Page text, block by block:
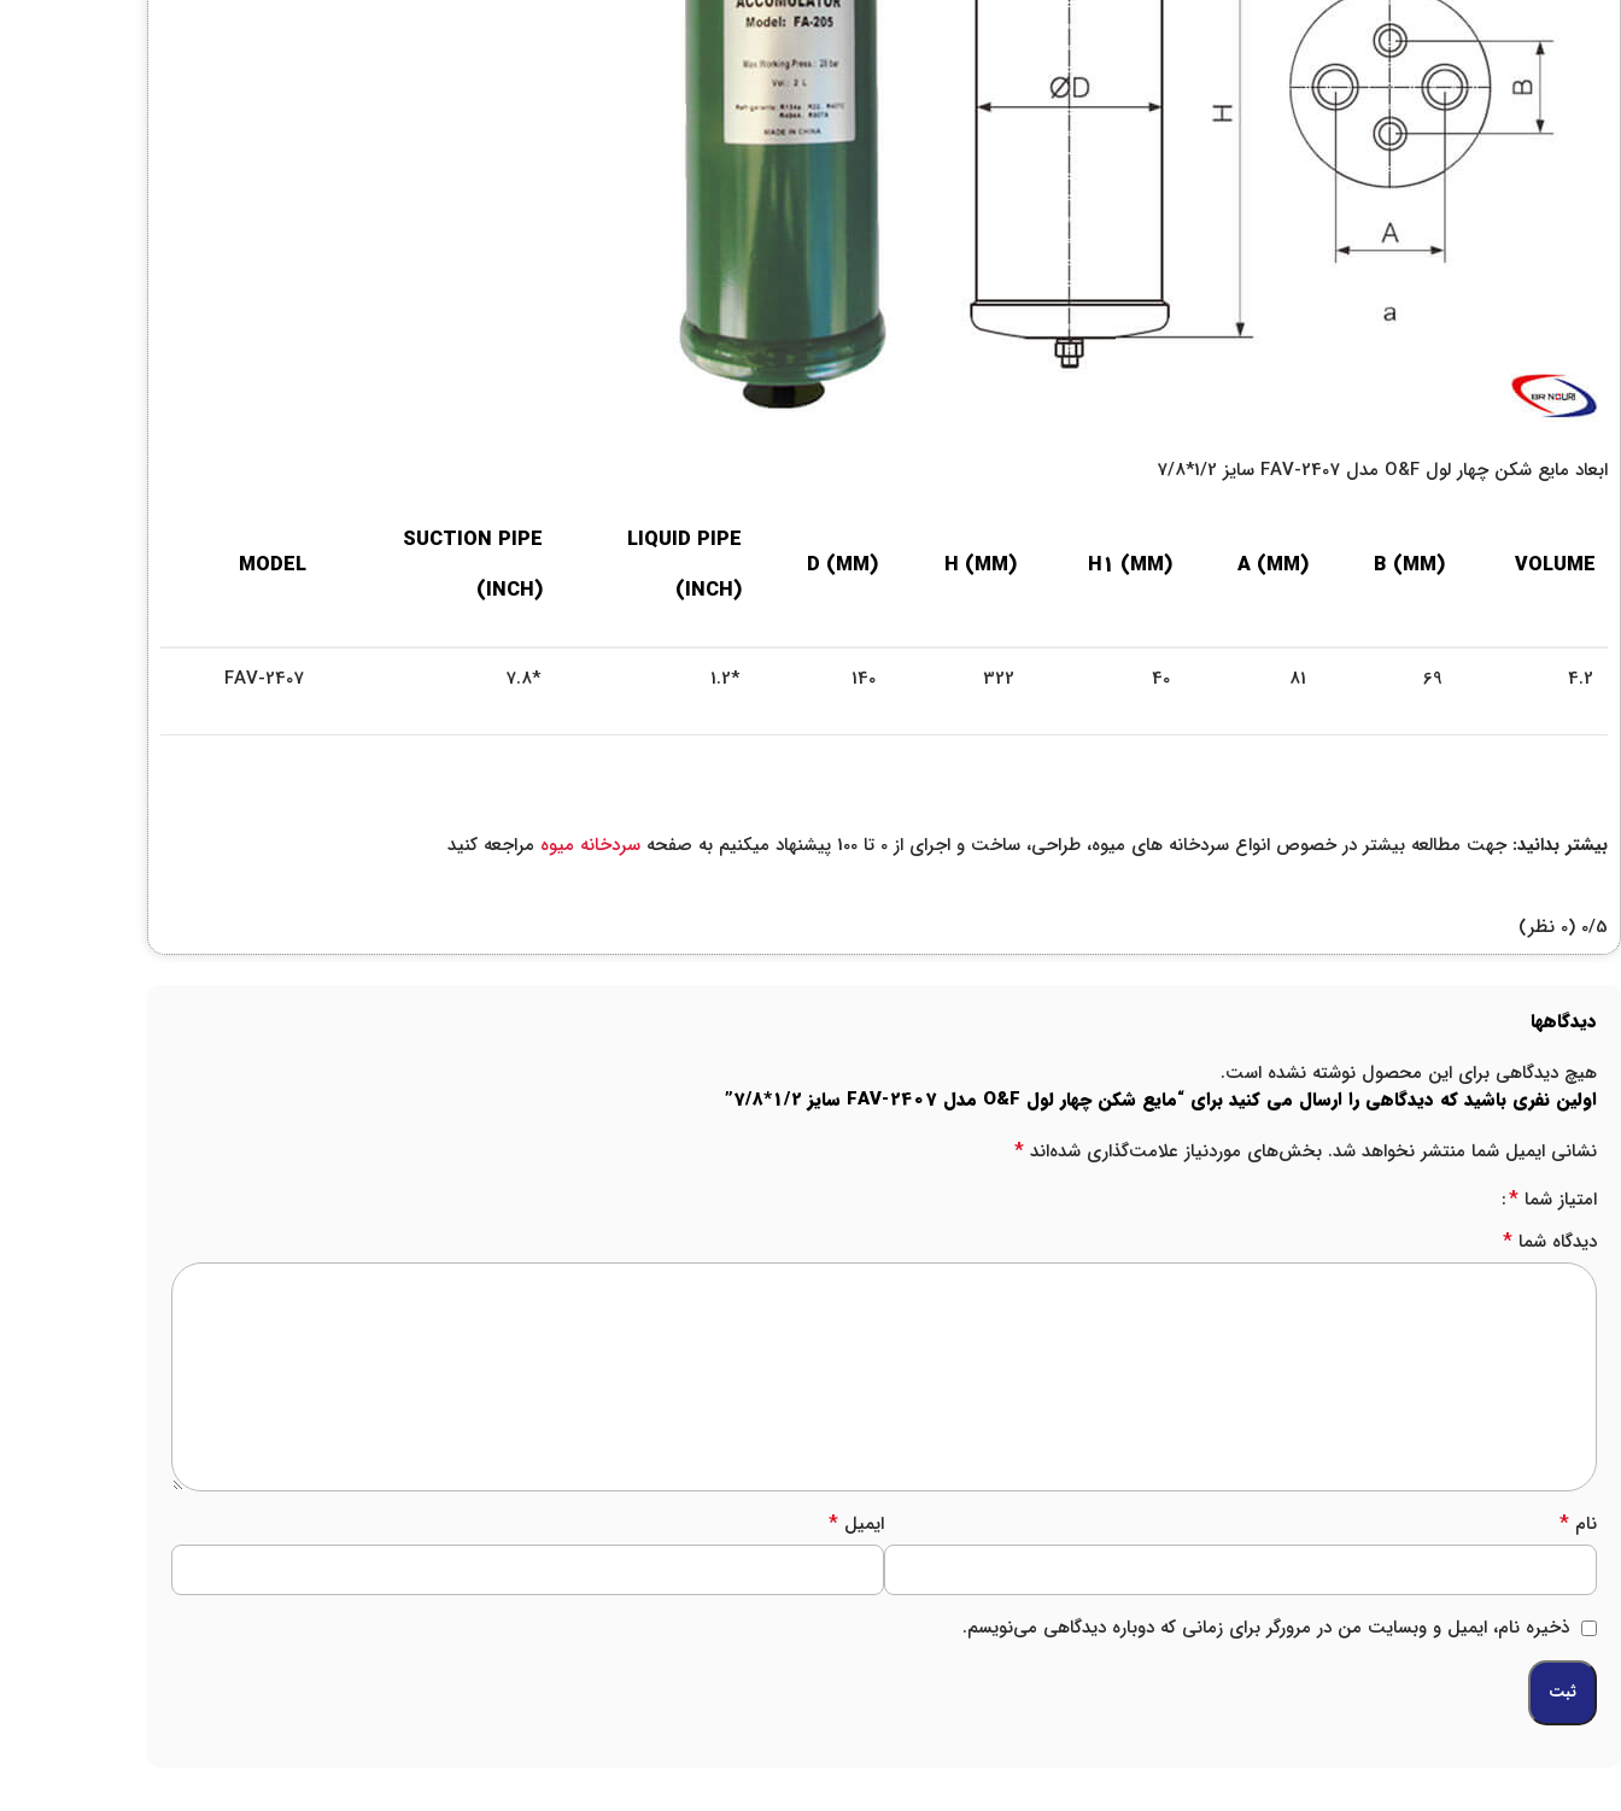
ابعاد مایع شکن چهار لول O&F مدل FAV-2407 سایز 1/2*7/8
VOLUME
B (MM)
A (MM)
H1 (MM)
H (MM)
D (MM)
LIQUID PIPE
(INCH)
SUCTION PIPE
(INCH)
MODEL
4.2
69
81
40
322
140
*1.2
*7.8
FAV-2407
بیشتر بدانید: جهت مطالعه بیشتر در خصوص انواع سردخانه های میوه، طراحی، ساخت و اجرای از 0 تا 100 پیشنهاد میکنیم به صفحه سردخانه میوه مراجعه کنید
‫0/5 ‫(0 نظر)
دیدگاهها
هیچ دیدگاهی برای این محصول نوشته نشده است.
اولین نفری باشید که دیدگاهی را ارسال می کنید برای “مایع شکن چهار لول O&F مدل FAV-2407 سایز 1/2*7/8”
نشانی ایمیل شما منتشر نخواهد شد. بخش‌های موردنیاز علامت‌گذاری شده‌اند *
امتیاز شما *
دیدگاه شما *
نام * ایمیل *
ذخیره نام، ایمیل و وبسایت من در مرورگر برای زمانی که دوباره دیدگاهی می‌نویسم.